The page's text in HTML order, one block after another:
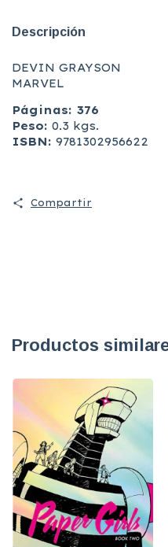
Descripción
DEVIN GRAYSON
MARVEL
Páginas: 376
Peso: 0.3 kgs.
ISBN: 9781302956622
Compartir
Productos